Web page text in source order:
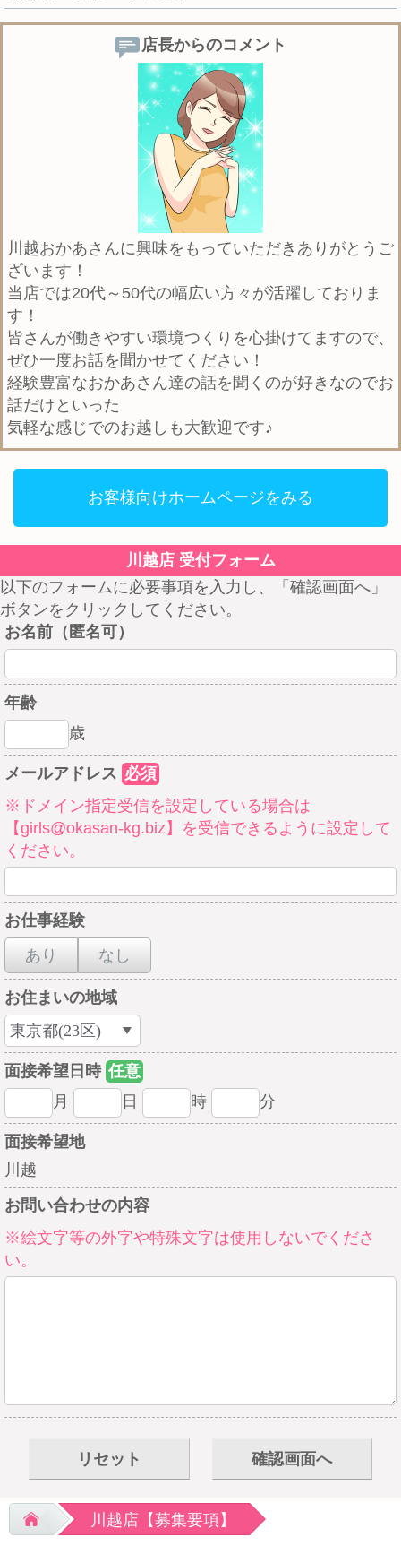
店長からのコメント
川越おかあさんに興味をもっていただきありがとうご
ざいます！
当店では20代～50代の幅広い方々が活躍しておりま
す！
皆さんが働きやすい環境つくりを心掛けてますので、
ぜひ一度お話を聞かせてください！
経験豊富なおかあさん達の話を聞くのが好きなのでお
話だけといった
気軽な感じでのお越しも大歓迎です♪
お客様向けホームページをみる
川越店 受付フォーム
以下のフォームに必要事項を入力し、「確認画面へ」
ボタンをクリックしてください。
お名前（匿名可）
年齢
歳
メールアドレス 必須
※ドメイン指定受信を設定している場合は
【girls@okasan-kg.biz】を受信できるように設定して
ください。
お仕事経験
あり
なし
お住まいの地域
面接希望日時 任意
月
日 時 分
面接希望地
川越
お問い合わせの内容
※絵文字等の外字や特殊文字は使用しないでくださ
い。
リセット 確認画面へ
川越店【募集要項】